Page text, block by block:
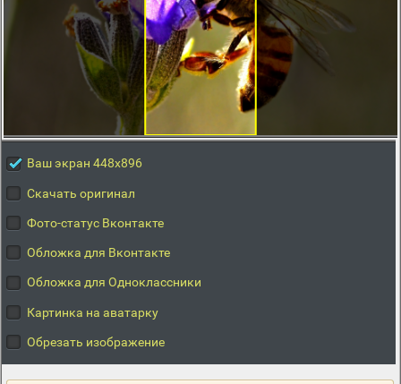
Ваш экран 448x896
Скачать оригинал
Фото-статус Вконтакте
Обложка для Вконтакте
Обложка для Одноклассники
Картинка на аватарку
Обрезать изображение